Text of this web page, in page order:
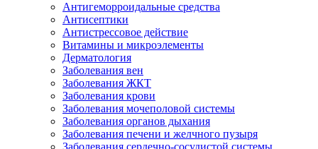
Антигеморроидальные средства
Антисептики
Антистрессовое действие
Витамины и микроэлементы
Дерматология
Заболевания вен
Заболевания ЖКТ
Заболевания крови
Заболевания мочеполовой системы
Заболевания органов дыхания
Заболевания печени и желчного пузыря
Заболевания сердечно-сосудистой системы